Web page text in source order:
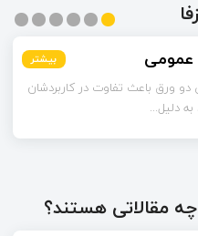
عمومی بیشتر
ورق باعث تفاوت در کاربردشان
دلیل...
بیشتر
بیشتر
بیشتر
بیشتر
بیشتر
مقالاتی هستند؟